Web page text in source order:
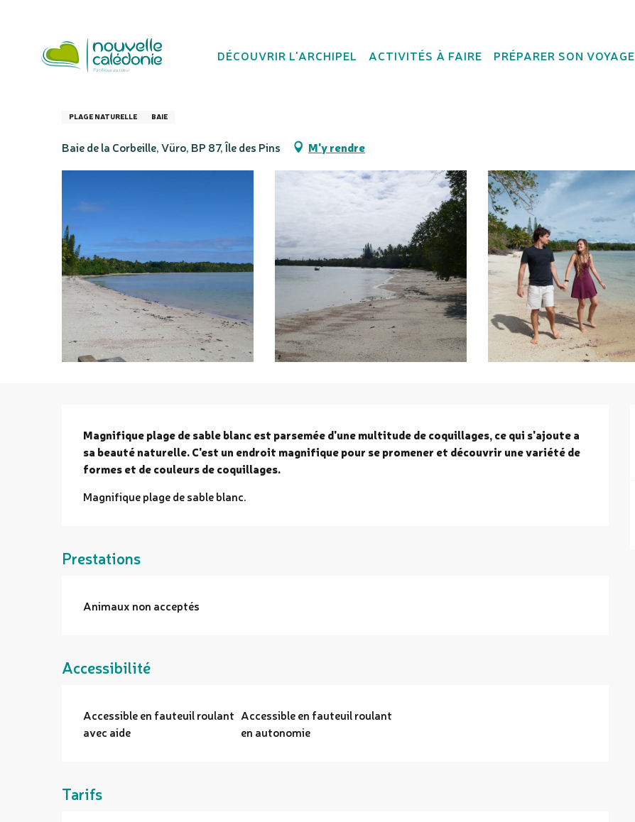
principal
DÉCOUVRIR L'ARCHIPEL ACTIVITÉS À FAIRE PRÉPARER SON VOYAGE
Plage de la baie de la Corbeille
PLAGE NATURELLE BAIE
Baie de la Corbeille, Vüro, BP 87, Île des Pins M'y rendre
Description
Magnifique plage de sable blanc est parsemée d'une multitude de coquillages, ce qui s'ajoute a
sa beauté naturelle. C'est un endroit magnifique pour se promener et découvrir une variété de
formes et de couleurs de coquillages.
Magnifique plage de sable blanc.
Prestations
Animaux non acceptés
Accessibilité
Accessible en fauteuil roulant
avec aide
Accessible en fauteuil roulant
en autonomie
Tarifs